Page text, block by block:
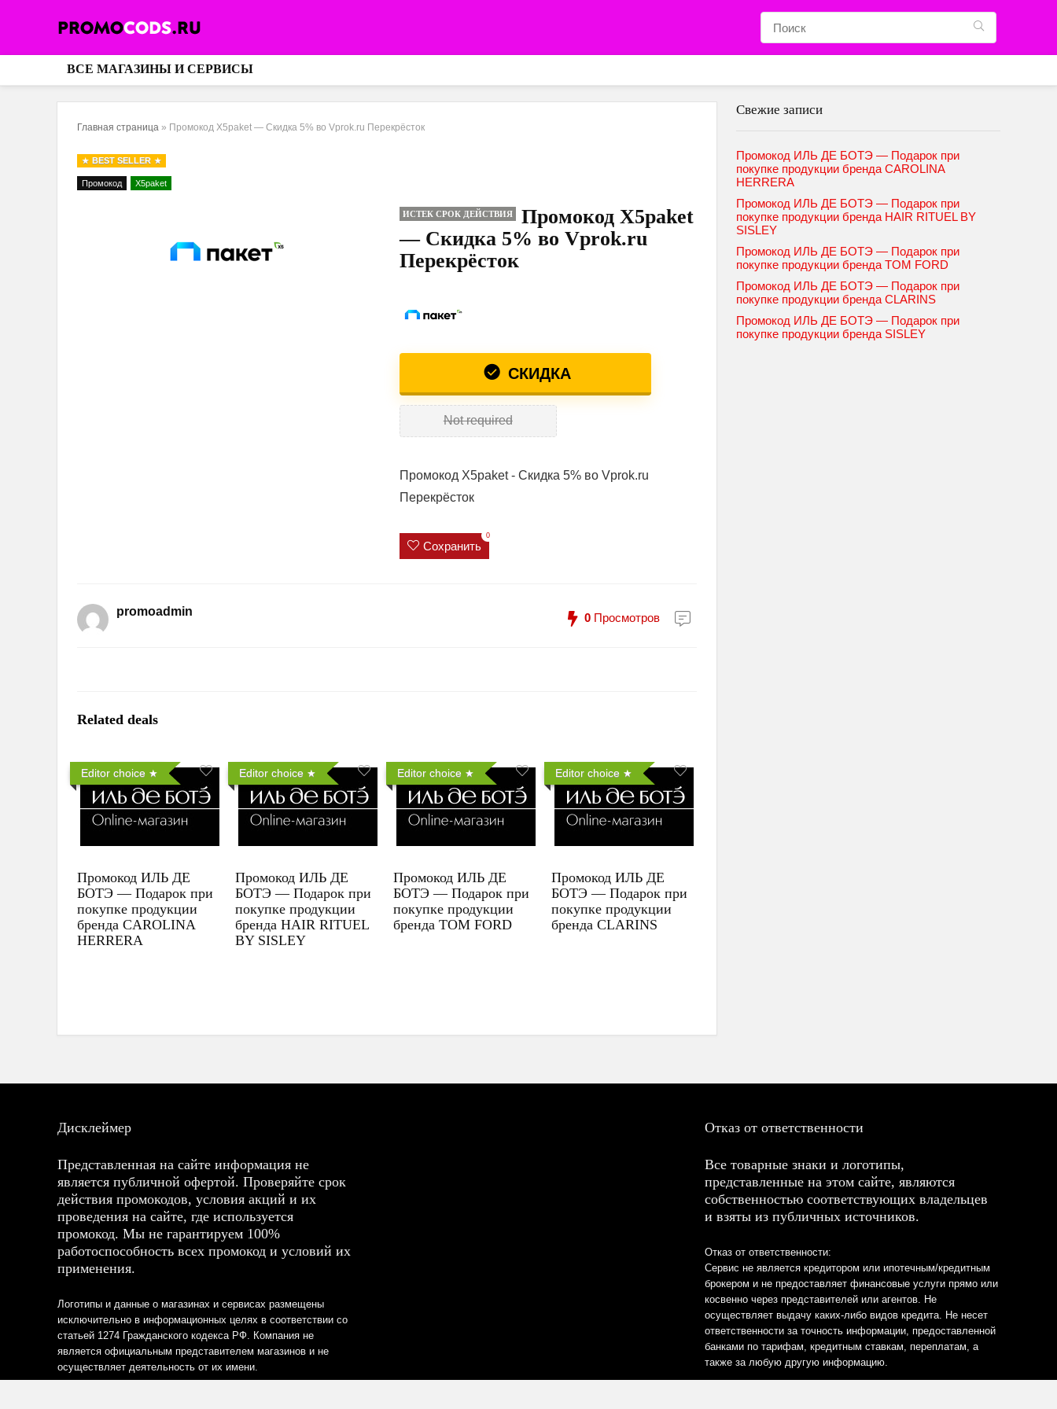
ВСЕ МАГАЗИНЫ И СЕРВИСЫ
Главная страница » Промокод X5paket — Скидка 5% во Vprok.ru Перекрёсток
BEST SELLER
Промокод X5paket
ИСТЕК СРОК ДЕЙСТВИЯ
Промокод X5paket
— Скидка 5% во Vprok.ru
Перекрёсток
СКИДКА
Not required
Промокод X5paket - Скидка 5% во Vprok.ru
Перекрёсток
Сохранить
0
promoadmin 0 Просмотров
Related deals
Editor choice
Промокод ИЛЬ ДЕ
БОТЭ — Подарок при
покупке продукции
бренда CAROLINA
HERRERA
Editor choice
Промокод ИЛЬ ДЕ
БОТЭ — Подарок при
покупке продукции
бренда HAIR RITUEL
BY SISLEY
Editor choice
Промокод ИЛЬ ДЕ
БОТЭ — Подарок при
покупке продукции
бренда TOM FORD
Editor choice
Промокод ИЛЬ ДЕ
БОТЭ — Подарок при
покупке продукции
бренда CLARINS
Свежие записи
Промокод ИЛЬ ДЕ БОТЭ — Подарок при
покупке продукции бренда CAROLINA
HERRERA
Промокод ИЛЬ ДЕ БОТЭ — Подарок при
покупке продукции бренда HAIR RITUEL BY
SISLEY
Промокод ИЛЬ ДЕ БОТЭ — Подарок при
покупке продукции бренда TOM FORD
Промокод ИЛЬ ДЕ БОТЭ — Подарок при
покупке продукции бренда CLARINS
Промокод ИЛЬ ДЕ БОТЭ — Подарок при
покупке продукции бренда SISLEY
Дисклеймер
Представленная на сайте информация не
является публичной офертой. Проверяйте срок
действия промокодов, условия акций и их
проведения на сайте, где используется
промокод. Мы не гарантируем 100%
работоспособность всех промокод и условий их
применения.
Логотипы и данные о магазинах и сервисах размещены
исключительно в информационных целях в соответствии со
статьей 1274 Гражданского кодекса РФ. Компания не
является официальным представителем магазинов и не
осуществляет деятельность от их имени.
Отказ от ответственности
Все товарные знаки и логотипы,
представленные на этом сайте, являются
собственностью соответствующих владельцев
и взяты из публичных источников.
Отказ от ответственности:
Сервис не является кредитором или ипотечным/кредитным
брокером и не предоставляет финансовые услуги прямо или
косвенно через представителей или агентов. Не
осуществляет выдачу каких-либо видов кредита. Не несет
ответственности за точность информации, предоставленной
банками по тарифам, кредитным ставкам, переплатам, а
также за любую другую информацию.